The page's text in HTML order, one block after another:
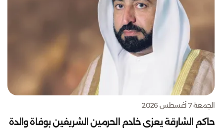
الجمعة 7 أغسطس 2026
حاكم الشارقة يعزي خادم الحرمين الشريفين بوفاة والدة